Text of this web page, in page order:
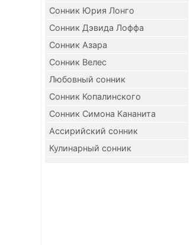
Сонник Юрия Лонго
Сонник Дэвида Лоффа
Сонник Азара
Сонник Велес
Любовный сонник
Сонник Копалинского
Сонник Симона Кананита
Ассирийский сонник
Кулинарный сонник